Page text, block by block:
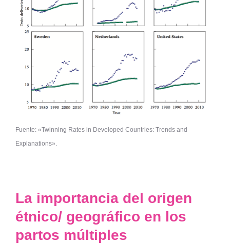
Fuente: «Twinning Rates in Developed Countries: Trends and
Explanations».
La importancia del origen
étnico/ geográfico en los
partos múltiples